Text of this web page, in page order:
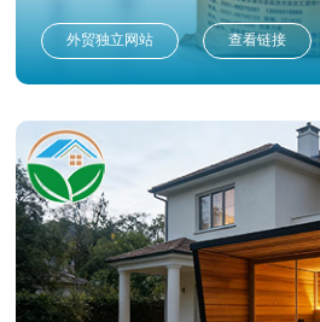
外贸独立网站 查看链接